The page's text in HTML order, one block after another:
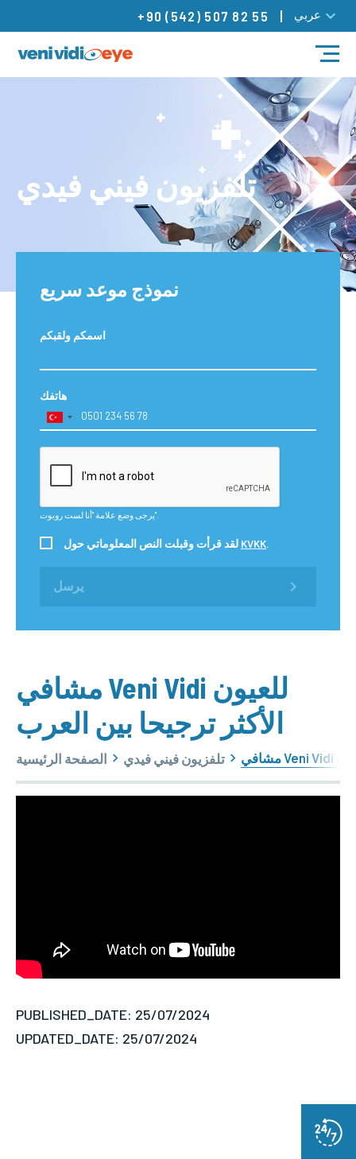
+90 (542) 507 82 55 عربي
مدونة
العلاجات
أطباؤنا
مراكزنا
تواصل
تلفزيون فيني فيدي
نموذج موعد سريع
اسمكم ولقبكم
هاتفك
يرجى وضع علامة "أنا لست روبوت".
KVKK.
يرسل
مشافي Veni Vidi للعيون
الأكثر ترجيحا بين العرب
الصفحة الرئيسية تلفزيون فيني فيدي
PUBLISHED_DATE: 25/07/2024
UPDATED_DATE: 25/07/2024